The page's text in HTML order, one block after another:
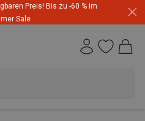
Preis! Bis zu -60 % im
Sale